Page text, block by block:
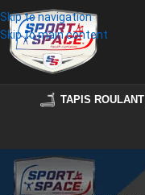
Skip to navigation
Skip to main content
TAPIS ROULANT